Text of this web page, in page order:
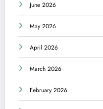
June 2026
May 2026
April 2026
March 2026
February 2026